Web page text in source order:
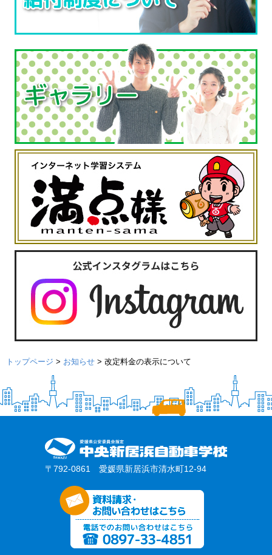
トップページ > お知らせ > 改定料金の表示について
〒792-0861 愛媛県新居浜市清水町12-94